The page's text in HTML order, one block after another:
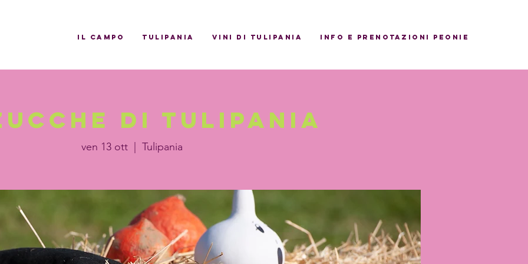
il campo Tulipania Vini di Tulipania INFO E PRENOTAZIONI PEONIE
di Tulipania
ven 13 ott
  |
Tulipania